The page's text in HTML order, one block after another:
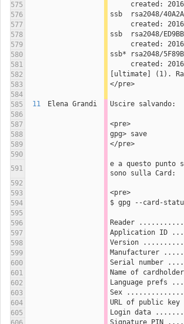
575
576
ssb  rsa2048/
577
578
ssb  rsa2048/
579
580
ssb* rsa2048/
581
582
[ultimate] (1).
583
</pre>
584
585
11 Elena Grandi
Uscire salvando:
586
587
<pre>
588
gpg> save
589
</pre>
590
591
e a questo punto
sono sulla Card:
592
593
<pre>
594
$ gpg --card-
595
596
Reader
597
Application ID
598
Version
599
Manufacturer
600
Serial number
601
Name of
602
Language prefs
603
Sex ..............:
604
URL of public
605
Login data